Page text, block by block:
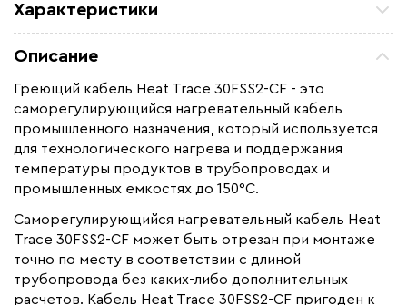
Характеристики
нефте -газопроводов, Для
резервуаров и емкостей
Монтаж Внутренний, Наружный
Толщина (мм)
Страна производства Великобритания
Гарантия (год)
Срок службы(год)
Вес (кг)
Описание
Греющий кабель Heat Trace 30FSS2-CF - это
саморегулирующийся нагревательный кабель
промышленного назначения, который используется
для технологического нагрева и поддержания
температуры продуктов в трубопроводах и
промышленных емкостях до 150°С.
Саморегулирующийся нагревательный кабель Heat
Trace 30FSS2-CF может быть отрезан при монтаже
точно по месту в соответствии с длиной
трубопровода без каких-либо дополнительных
расчетов. Кабель Heat Trace 30FSS2-CF пригоден к